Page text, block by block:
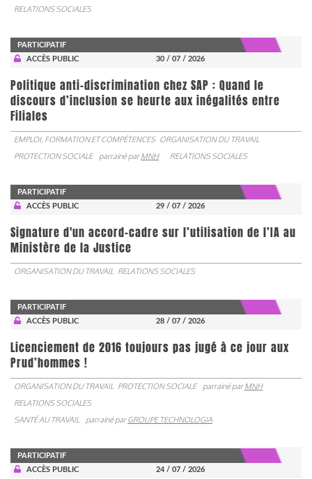
RELATIONS SOCIALES
PARTICIPATIF
ACCÈS PUBLIC
30 / 07 / 2026
Politique anti-discrimination chez SAP : Quand le
discours d’inclusion se heurte aux inégalités entre
Filiales
EMPLOI, FORMATION ET COMPÉTENCES ORGANISATION DU TRAVAIL
PROTECTION SOCIALE
parrainé parMNH RELATIONS SOCIALES
PARTICIPATIF
ACCÈS PUBLIC
29 / 07 / 2026
Signature d'un accord-cadre sur l’utilisation de l’IA au
Ministère de la Justice
ORGANISATION DU TRAVAIL RELATIONS SOCIALES
PARTICIPATIF
ACCÈS PUBLIC
28 / 07 / 2026
Licenciement de 2016 toujours pas jugé à ce jour aux
Prud’hommes !
ORGANISATION DU TRAVAIL PROTECTION SOCIALE parrainé parMNH
RELATIONS SOCIALES
SANTÉ AU TRAVAIL
parrainé parGROUPE TECHNOLOGIA
PARTICIPATIF
ACCÈS PUBLIC
24 / 07 / 2026